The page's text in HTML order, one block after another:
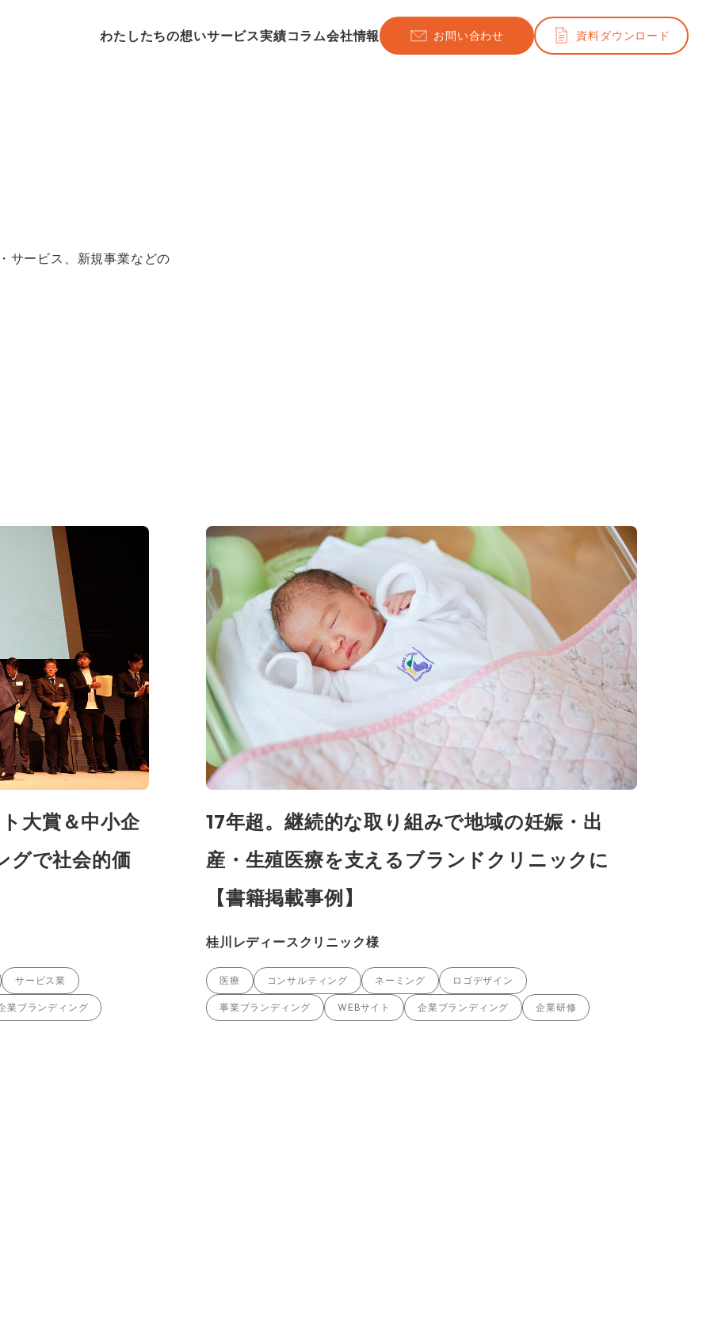
わたしたちの想いサービス実績コラム会社情報 お問い合わせ 資料ダウンロード
サービス、新規事業などの
大賞＆中小企
グで社会的価
サービス業
業ブランディング
17年超。継続的な取り組みで地域の妊娠・出
産・生殖医療を支えるブランドクリニックに
【書籍掲載事例】
桂川レディースクリニック様
医療 コンサルティング ネーミング ロゴデザイン
事業ブランディング WEBサイト 企業ブランディング 企業研修